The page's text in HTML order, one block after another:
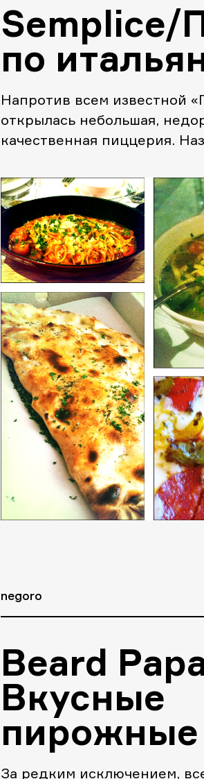
Semplice/
по
Напротив всем известной
открылась небольшая,
качественная пиццерия.
означает «Простой»
negoro
Beard
Вкусные
пирожные
За редким исключением,